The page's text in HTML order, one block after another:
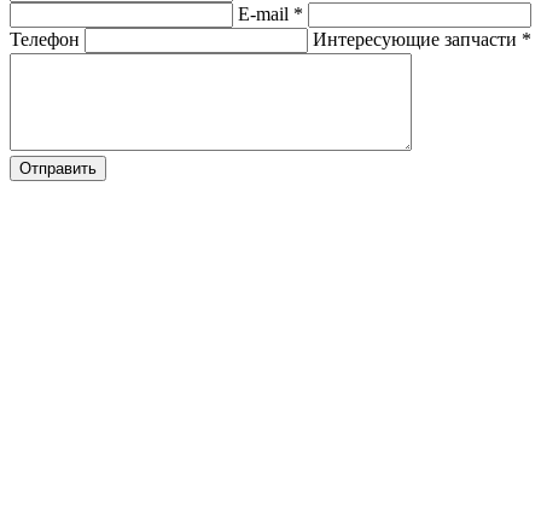
E-mail *
Телефон
Интересующие запчасти *